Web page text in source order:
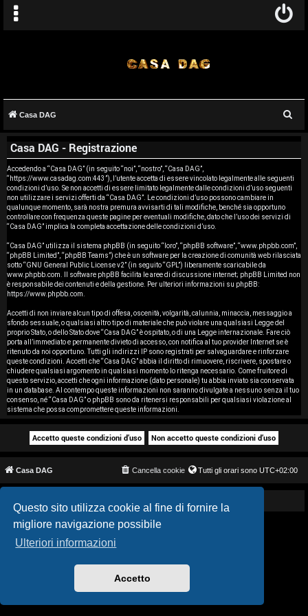
Questo sito utilizza cookie al fine di fornire la
migliore navigazione possibile
Ulteriori informazioni
Accetto
r
g
o
m
e
n
t
i
s
e
n
z
i
s
p
o
t
Casa DAG
Casa DAG - Registrazione
Accedendo a “Casa DAG” (in seguito “noi”, “nostro”, “Casa DAG”,
“https://www.casadag.com:443”), l’utente accetta di essere vincolato legalmente alle seguenti
condizioni d’uso. Se non accetti di essere limitato legalmente dalle condizioni d’uso seguenti
non utilizzare i servizi offerti da “Casa DAG”. Le condizioni d’uso possono cambiare in
qualunque momento, sarà nostra premura avvisarti di tali modifiche, benché sia opportuno
controllare con frequenza queste pagine per eventuali modifiche, dato che l’uso dei servizi di
“Casa DAG” implica la completa accettazione delle condizioni d’uso.
“Casa DAG” utilizza il sistema phpBB (in seguito “loro”, “phpBB software”, “www.phpbb.com”,
“phpBB Limited”, “phpBB Teams”) che è un software per la creazione di comunità web rilasciata
sotto “GNU General Public License v2” (in seguito “GPL”) liberamente scaricabile da
www.phpbb.com . Il software phpBB facilita le aree di discussione internet; phpBB Limited non
è responsabile dei contenuti e della gestione. Per ulteriori informazioni su phpBB:
https://www.phpbb.com
Accetti di non inviare alcun tipo di offesa, oscenità, volgarità, calunnia, minaccia, messaggio a
sfondo sessuale, o qualsiasi altro tipo di materiale che può violare una qualsiasi Legge del
proprio Stato, o dello Stato dove “Casa DAG” è ospitato, o di una Legge internazionale. Fare ciò
porta all’immediato e permanente divieto di accesso, con notifica al tuo provider Internet se è
ritenuto da noi opportuno. Tutti gli indirizzi IP sono registrati per salvaguardare e rinforzare
queste condizioni. Accetti che “Casa DAG” abbia il diritto di rimuovere, riscrivere, spostare o
chiudere qualsiasi argomento in qualsiasi momento lo ritenga necessario. Come fruitore di
questo servizio, accetti che ogni informazione (dato personale) tu abbia inviato sia conservata
in un database. Al contempo queste informazioni non saranno divulgate a nessuno senza il tuo
consenso, né “Casa DAG” o phpBB sono da ritenersi responsabili per qualsiasi violazione al
sistema che possa compromettere queste informazioni.
Casa DAG Tutti gli orari sono UTC+02:00
Cancella cookie